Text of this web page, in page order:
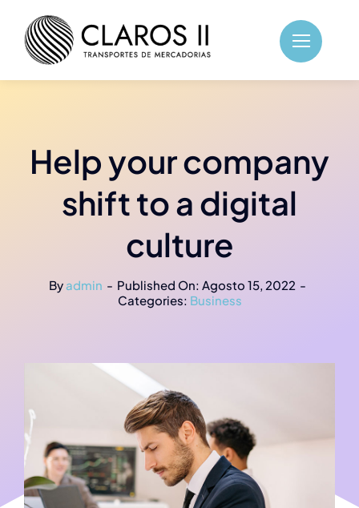
content
Help your company
shift to a digital
culture
Byadmin - Published On: Agosto 15, 2022 -
Categories: Business